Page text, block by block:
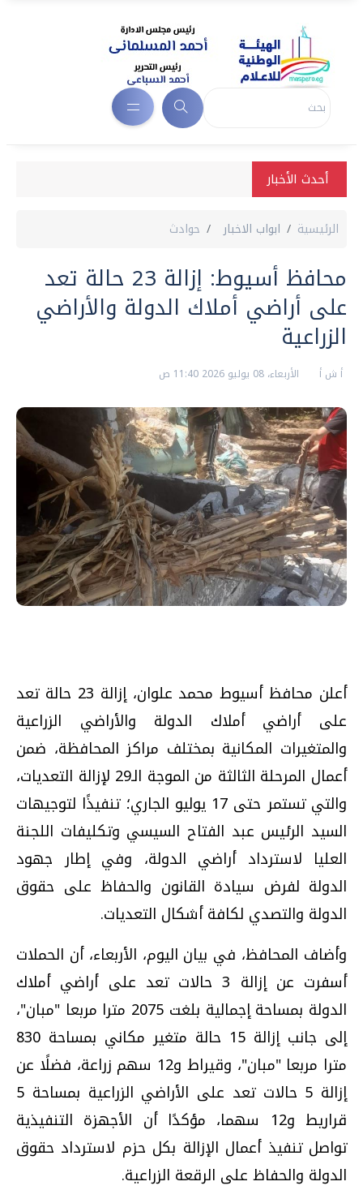
أحدث الأخبار
الرئيسية ابواب الاخبار حوادث
محافظ أسيوط: إزالة 23 حالة تعد
على أراضي أملاك الدولة والأراضي
الزراعية
أ ش أ الأربعاء، 08 يوليو 2026 11:40 ص
أعلن محافظ أسيوط محمد علوان، إزالة 23 حالة تعد
على أراضي أملاك الدولة والأراضي الزراعية
والمتغيرات المكانية بمختلف مراكز المحافظة، ضمن
أعمال المرحلة الثالثة من الموجة الـ29 لإزالة التعديات،
والتي تستمر حتى 17 يوليو الجاري؛ تنفيذًا لتوجيهات
السيد الرئيس عبد الفتاح السيسي وتكليفات اللجنة
العليا لاسترداد أراضي الدولة، وفي إطار جهود
الدولة لفرض سيادة القانون والحفاظ على حقوق
الدولة والتصدي لكافة أشكال التعديات.
وأضاف المحافظ، في بيان اليوم، الأربعاء، أن الحملات
أسفرت عن إزالة 3 حالات تعد على أراضي أملاك
الدولة بمساحة إجمالية بلغت 2075 مترا مربعا "مبان"،
إلى جانب إزالة 15 حالة متغير مكاني بمساحة 830
مترا مربعا "مبان"، وقيراط و12 سهم زراعة، فضلًا عن
إزالة 5 حالات تعد على الأراضي الزراعية بمساحة 5
قراريط و12 سهما، مؤكدًا أن الأجهزة التنفيذية
تواصل تنفيذ أعمال الإزالة بكل حزم لاسترداد حقوق
الدولة والحفاظ على الرقعة الزراعية.